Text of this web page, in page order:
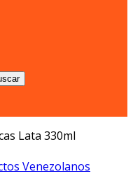
Lata 330ml
Venezolanos